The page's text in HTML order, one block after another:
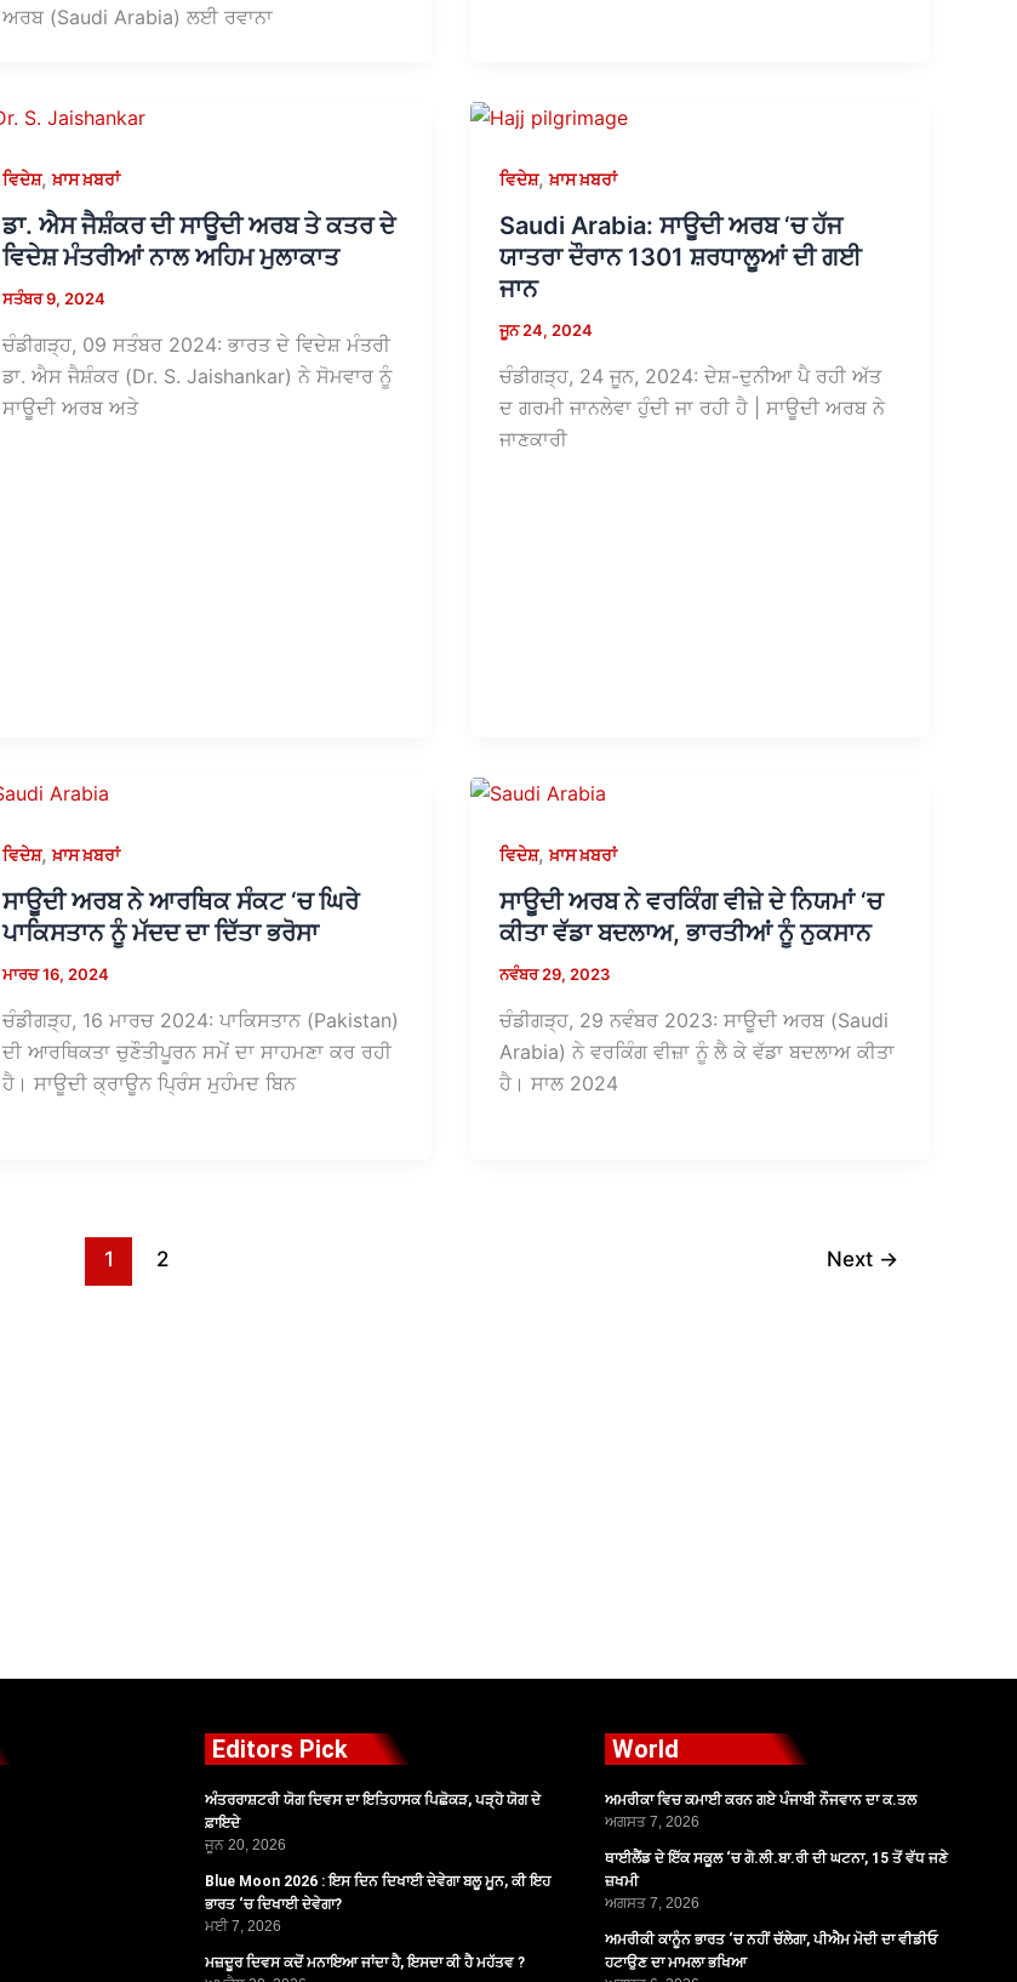
ਅਰਬ (Saudi Arabia) ਲਈ ਰਵਾਨਾ
ਵਿਦੇਸ਼,ਖ਼ਾਸ ਖ਼ਬਰਾਂ
ਡਾ. ਐਸ ਜੈਸ਼ੰਕਰ ਦੀ ਸਾਊਦੀ ਅਰਬ ਤੇ ਕਤਰ ਦੇ
ਵਿਦੇਸ਼ ਮੰਤਰੀਆਂ ਨਾਲ ਅਹਿਮ ਮੁਲਾਕਾਤ
ਸਤੰਬਰ 9, 2024
ਚੰਡੀਗੜ੍ਹ, 09 ਸਤੰਬਰ 2024: ਭਾਰਤ ਦੇ ਵਿਦੇਸ਼ ਮੰਤਰੀ
ਡਾ. ਐਸ ਜੈਸ਼ੰਕਰ (Dr. S. Jaishankar) ਨੇ ਸੋਮਵਾਰ ਨੂੰ
ਸਾਊਦੀ ਅਰਬ ਅਤੇ
ਵਿਦੇਸ਼,ਖ਼ਾਸ ਖ਼ਬਰਾਂ
Saudi Arabia: ਸਾਊਦੀ ਅਰਬ ‘ਚ ਹੱਜ
ਯਾਤਰਾ ਦੌਰਾਨ 1301 ਸ਼ਰਧਾਲੂਆਂ ਦੀ ਗਈ
ਜਾਨ
ਜੂਨ 24, 2024
ਚੰਡੀਗੜ੍ਹ, 24 ਜੂਨ, 2024: ਦੇਸ਼-ਦੁਨੀਆ ਪੈ ਰਹੀ ਅੱਤ
ਦ ਗਰਮੀ ਜਾਨਲੇਵਾ ਹੁੰਦੀ ਜਾ ਰਹੀ ਹੈ | ਸਾਊਦੀ ਅਰਬ ਨੇ
ਜਾਣਕਾਰੀ
ਵਿਦੇਸ਼,ਖ਼ਾਸ ਖ਼ਬਰਾਂ
ਸਾਊਦੀ ਅਰਬ ਨੇ ਆਰਥਿਕ ਸੰਕਟ ‘ਚ ਘਿਰੇ
ਪਾਕਿਸਤਾਨ ਨੂੰ ਮੱਦਦ ਦਾ ਦਿੱਤਾ ਭਰੋਸਾ
ਮਾਰਚ 16, 2024
ਚੰਡੀਗੜ੍ਹ, 16 ਮਾਰਚ 2024: ਪਾਕਿਸਤਾਨ (Pakistan)
ਦੀ ਆਰਥਿਕਤਾ ਚੁਣੌਤੀਪੂਰਨ ਸਮੇਂ ਦਾ ਸਾਹਮਣਾ ਕਰ ਰਹੀ
ਹੈ। ਸਾਊਦੀ ਕ੍ਰਾਊਨ ਪ੍ਰਿੰਸ ਮੁਹੰਮਦ ਬਿਨ
ਵਿਦੇਸ਼,ਖ਼ਾਸ ਖ਼ਬਰਾਂ
ਸਾਊਦੀ ਅਰਬ ਨੇ ਵਰਕਿੰਗ ਵੀਜ਼ੇ ਦੇ ਨਿਯਮਾਂ ‘ਚ
ਕੀਤਾ ਵੱਡਾ ਬਦਲਾਅ, ਭਾਰਤੀਆਂ ਨੂੰ ਨੁਕਸਾਨ
ਨਵੰਬਰ 29, 2023
ਚੰਡੀਗੜ੍ਹ, 29 ਨਵੰਬਰ 2023: ਸਾਊਦੀ ਅਰਬ (Saudi
Arabia) ਨੇ ਵਰਕਿੰਗ ਵੀਜ਼ਾ ਨੂੰ ਲੈ ਕੇ ਵੱਡਾ ਬਦਲਾਅ ਕੀਤਾ
ਹੈ। ਸਾਲ 2024
1 2 Next →
Editors Pick
ਅੰਤਰਰਾਸ਼ਟਰੀ ਯੋਗ ਦਿਵਸ ਦਾ ਇਤਿਹਾਸਕ ਪਿਛੋਕੜ, ਪੜ੍ਹੋ ਯੋਗ ਦੇ
ਫ਼ਾਇਦੇ
ਜੂਨ 20, 2026
Blue Moon 2026 : ਇਸ ਦਿਨ ਦਿਖਾਈ ਦੇਵੇਗਾ ਬਲੂ ਮੂਨ, ਕੀ ਇਹ
ਭਾਰਤ ‘ਚ ਦਿਖਾਈ ਦੇਵੇਗਾ?
ਮਈ 7, 2026
ਮਜ਼ਦੂਰ ਦਿਵਸ ਕਦੋਂ ਮਨਾਇਆ ਜਾਂਦਾ ਹੈ, ਇਸਦਾ ਕੀ ਹੈ ਮਹੱਤਵ ?
World
ਅਮਰੀਕਾ ਵਿਚ ਕਮਾਈ ਕਰਨ ਗਏ ਪੰਜਾਬੀ ਨੌਜਵਾਨ ਦਾ ਕ.ਤਲ
ਅਗਸਤ 7, 2026
ਥਾਈਲੈਂਡ ਦੇ ਇੱਕ ਸਕੂਲ ‘ਚ ਗੋ.ਲੀ.ਬਾ.ਰੀ ਦੀ ਘਟਨਾ, 15 ਤੋਂ ਵੱਧ ਜਣੇ
ਜ਼ਖਮੀ
ਅਗਸਤ 7, 2026
ਅਮਰੀਕੀ ਕਾਨੂੰਨ ਭਾਰਤ ‘ਚ ਨਹੀਂ ਚੱਲੇਗਾ, ਪੀਐਮ ਮੋਦੀ ਦਾ ਵੀਡੀਓ
ਹਟਾਉਣ ਦਾ ਮਾਮਲਾ ਭਖਿਆ